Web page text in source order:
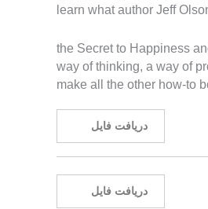
learn what author Jeff
the Secret to Happiness
way of thinking, a way of
make all the other how-to
دریافت فایل
دریافت فایل